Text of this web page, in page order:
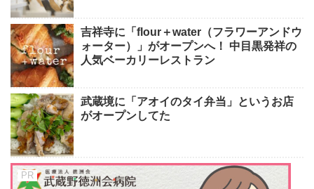
吉祥寺に「flour＋water（フラワーアンドウ
ォーター）」がオープンへ！ 中目黒発祥の
人気ベーカリーレストラン
武蔵境に「アオイのタイ弁当」というお店
がオープンしてた